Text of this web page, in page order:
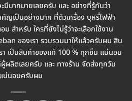
มากมายเลยครับ และ อย่างที่รู้กันว่า
ญเป็นอย่างมาก ที่ตัวเครื่อง บุหรี่ไฟฟ้า
ม สำหรับ ใครที่ยังไม่รู้ว่าจะเลือกใช้งาน
ของเรา รวบรวมมาให้แล้วครับผม สิน
า เป็นสินค้าของแท้ 100 % ทุกชิ้น แน่นอน
ลิตเลยครับ และ ทางร้าน จัดส่งทุกวัน
น่นอนครับผม